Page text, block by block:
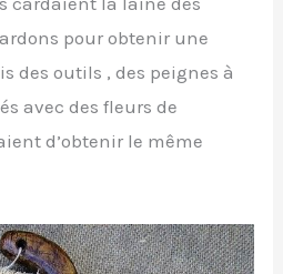
pour obtenir une
des outils , des peignes à
avec des fleurs de
d’obtenir le même